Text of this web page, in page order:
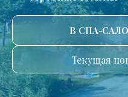
В СПА-
Текущая